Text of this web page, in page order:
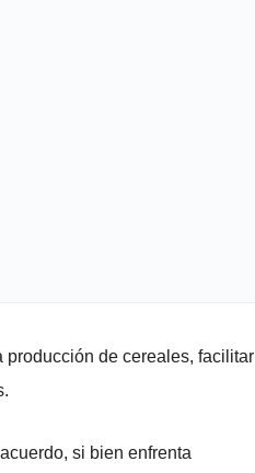
de cereales, facilitar
si bien enfrenta